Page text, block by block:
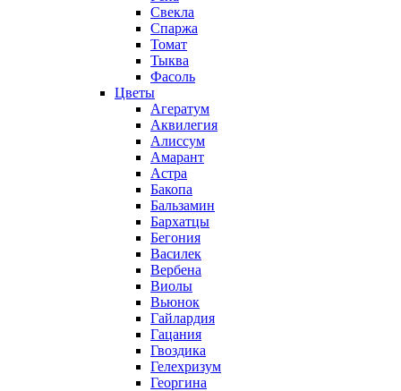
Свекла
Спаржа
Томат
Тыква
Фасоль
Цветы
Агератум
Аквилегия
Алиссум
Амарант
Астра
Бакопа
Бальзамин
Бархатцы
Бегония
Василек
Вербена
Виолы
Вьюнок
Гайлардия
Гацания
Гвоздика
Гелехризум
Георгина